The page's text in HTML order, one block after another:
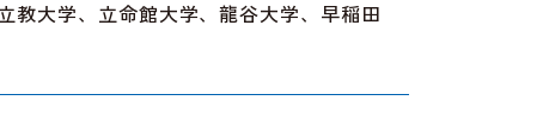
教大学、立命館大学、龍谷大学、早稲田